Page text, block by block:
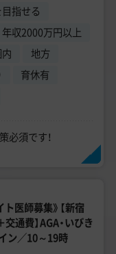
指せる
年収2000万円以上
地方
育休有
必須です！
ト医師募集》【新宿
通費】AGA・いびき
ン／10～19時